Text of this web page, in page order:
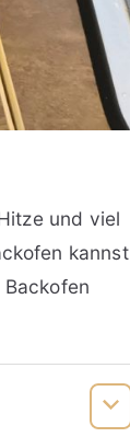
und viel
kannst